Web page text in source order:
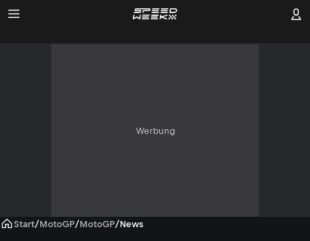
Werbung
Start/MotoGP/MotoGP/News